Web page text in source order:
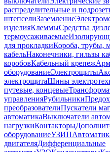
распределительные и
штепселиЗаземление
изделияКлеммыСредства
термоусаживаемые
для прокладкиКороба, трубы,
кабельНаконечники, гильзы
коробовКабельный крепеж
оборудованиеЭлектрощиты
электрощитаШины
путевые, концевые
управленияРубильники
преобразователиПускатели
автоматикаВыключатели
нагрузкиКонтакторы
оборудованиеУЗИП
двигателяДифференциальные